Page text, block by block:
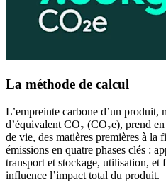
La méthode de calcul
L’empreinte carbone d’un produit,
d’équivalent CO₂ (CO₂e), prend
de vie, des matières premières à la
émissions en quatre phases clés :
transport et stockage, utilisation, et
influence l’impact total du produit.